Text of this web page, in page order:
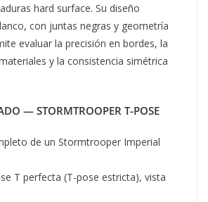
hard surface. Su diseño
con juntas negras y geometría
evaluar la precisión en bordes, la
y la consistencia simétrica
— STORMTROOPER T-POSE
de un Stormtrooper Imperial
T perfecta (T-pose estricta), vista